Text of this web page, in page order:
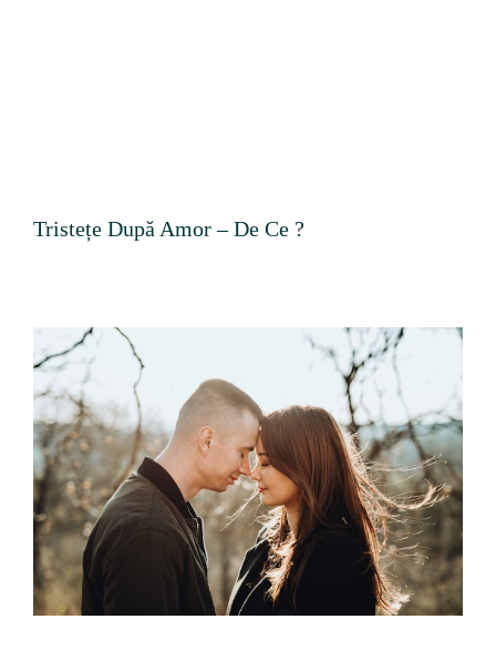
Tristețe După Amor – De Ce ?